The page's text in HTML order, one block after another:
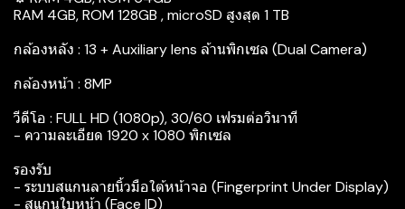
RAM 4GB, ROM 128GB , microSD สูงสุด 1 TB
กล้องหลัง : 13 + Auxiliary lens ล้านพิกเซล (Dual Camera)
กล้องหน้า : 8MP
วีดีโอ : FULL HD (1080p), 30/60 เฟรมต่อวินาที
- ความละเอียด 1920 x 1080 พิกเซล
รองรับ
- ระบบสแกนลายนิ้วมือใต้หน้าจอ (Fingerprint Under Display)
- สแกนใบหน้า (Face ID)